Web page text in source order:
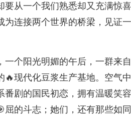
要从一个我们熟悉却又充满
为连接两个世界的桥梁，见证
一个阳光明媚的午后，一群来
🔥现代化豆浆生产基地。空气
番剧的国民初恋，拥有温暖笑
屈的斗志；她们，还有那些如